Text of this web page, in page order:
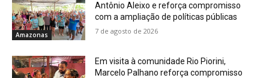
Amazonas
Antônio Aleixo e reforça compromisso
com a ampliação de políticas públicas
7 de agosto de 2026
Em visita à comunidade Rio Piorini,
Marcelo Palhano reforça compromisso